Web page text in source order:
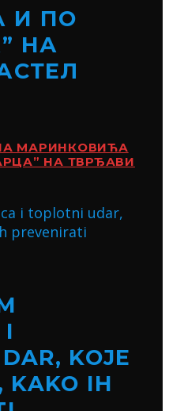
И ПО
НА
МАРИНКОВИЋА
НА ТВРЂАВИ
I
KOJE
KAKO IH